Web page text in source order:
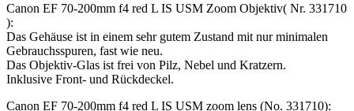
Canon EF 70-200mm f4 red L IS USM Zoom Objektiv( Nr. 331710
):
Das Gehäuse ist in einem sehr gutem Zustand mit nur minimalen
Gebrauchsspuren, fast wie neu.
Das Objektiv-Glas ist frei von Pilz, Nebel und Kratzern.
Inklusive Front- und Rückdeckel.
Canon EF 70-200mm f4 red L IS USM zoom lens (No. 331710):